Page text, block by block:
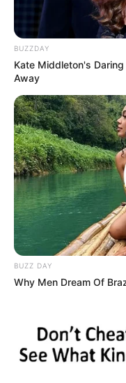
BUZZDAY
Kate Middleton's
Away
BUZZ DAY
Why Men Dream Of